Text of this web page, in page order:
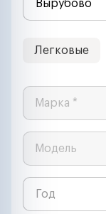
Легковые
Марка *
Модель